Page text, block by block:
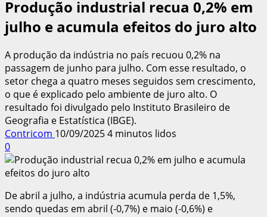
Produção industrial recua 0,2% em
julho e acumula efeitos do juro alto
A produção da indústria no país recuou 0,2% na
passagem de junho para julho. Com esse resultado, o
setor chega a quatro meses seguidos sem crescimento,
o que é explicado pelo ambiente de juro alto. O
resultado foi divulgado pelo Instituto Brasileiro de
Geografia e Estatística (IBGE).
Contricom 10/09/20254 minutos lidos
0
De abril a julho, a indústria acumula perda de 1,5%,
sendo quedas em abril (-0,7%) e maio (-0,6%) e